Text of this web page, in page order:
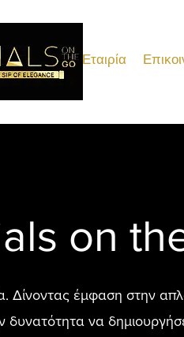
Η Εταιρία
on
Δίνοντας έμφαση στην
δυνατότητα να